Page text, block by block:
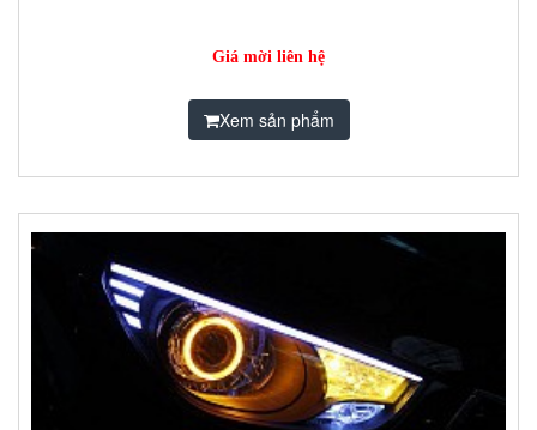
Giá mời liên hệ
Xem sản phẩm